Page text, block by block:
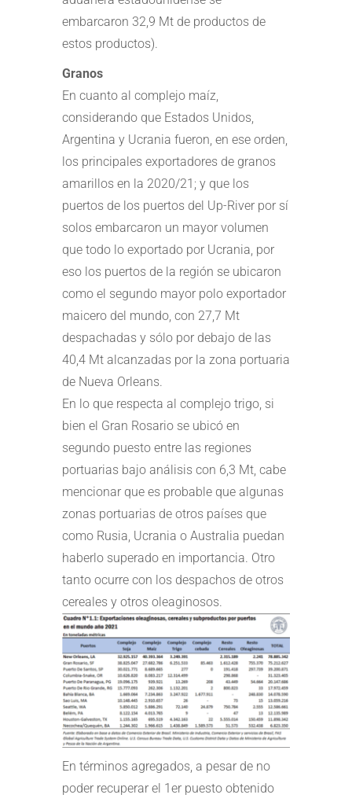
embarcaron 32,9 Mt de productos de
estos productos).
Granos
En cuanto al complejo maíz,
considerando que Estados Unidos,
Argentina y Ucrania fueron, en ese orden,
los principales exportadores de granos
amarillos en la 2020/21; y que los
puertos de los puertos del Up-River por sí
solos embarcaron un mayor volumen
que todo lo exportado por Ucrania, por
eso los puertos de la región se ubicaron
como el segundo mayor polo exportador
maicero del mundo, con 27,7 Mt
despachadas y sólo por debajo de las
40,4 Mt alcanzadas por la zona portuaria
de Nueva Orleans.
En lo que respecta al complejo trigo, si
bien el Gran Rosario se ubicó en
segundo puesto entre las regiones
portuarias bajo análisis con 6,3 Mt, cabe
mencionar que es probable que algunas
zonas portuarias de otros países que
como Rusia, Ucrania o Australia puedan
haberlo superado en importancia. Otro
tanto ocurre con los despachos de otros
cereales y otros oleaginosos.
En términos agregados, a pesar de no
poder recuperar el 1er puesto obtenido